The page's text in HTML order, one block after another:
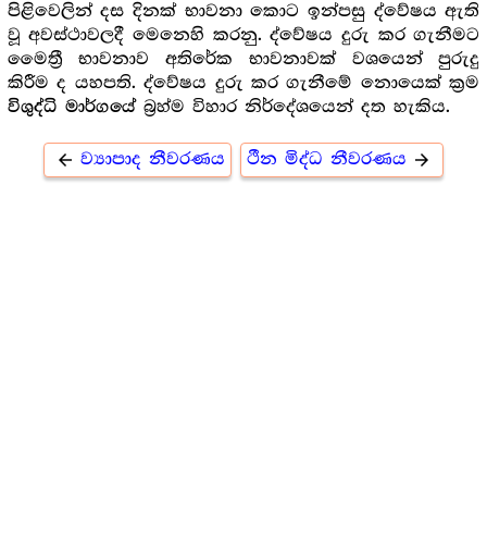
පිළිවෙලින් දස දිනක් භාවනා කොට ඉන්පසු ද්වේෂය ඇති
වූ අවස්ථාවලදී මෙනෙහි කරනු. ද්වේෂය දුරු කර ගැනීමට
මෛත්‍රී භාවනාව අතිරේක භාවනාවක් වශයෙන් පුරුදු
කිරීම ද යහපති. ද්වේෂය දුරු කර ගැනීමේ නොයෙක් ක්‍රම
විශුද්ධි මාර්ගයේබ්‍රහ්ම විහාර නිර්දේශයෙන් දත හැකිය.
arrow_back ව්‍යාපාද නීවරණය ථීන මිද්ධ නීවරණය arrow_forward